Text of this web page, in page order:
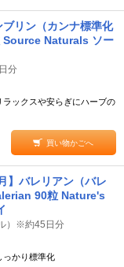
ブリン（カンナ標準化
Source Naturals ソー
分
ラックスや安らぎにハーブの
買い物かごへ
】バレリアン（バレ
90粒 Nature's
）※約45日分
っかり標準化